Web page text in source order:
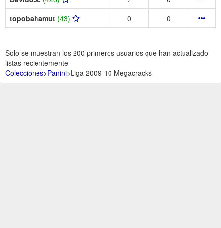
topobahamut (43) 0 0
Solo se muestran los 200 primeros usuarios que han actualizado
listas recientemente
Colecciones>Panini>Liga 2009-10 Megacracks